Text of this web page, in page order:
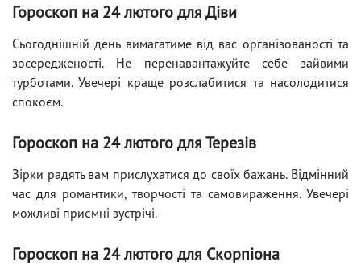
Гороскоп на 24 лютого для Діви
Сьогоднішній день вимагатиме від вас організованості та
зосередженості. Не перенавантажуйте себе зайвими
турботами. Увечері краще розслабитися та насолодитися
спокоєм.
Гороскоп на 24 лютого для Терезів
Зірки радять вам прислухатися до своїх бажань. Відмінний
час для романтики, творчості та самовираження. Увечері
можливі приємні зустрічі.
Гороскоп на 24 лютого для Скорпіона